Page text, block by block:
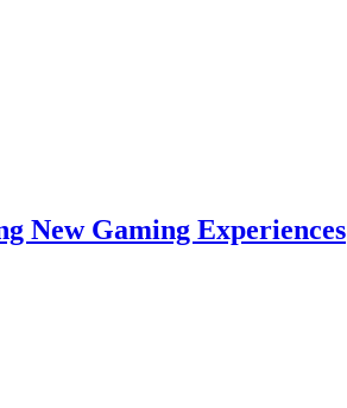
New Gaming Experiences